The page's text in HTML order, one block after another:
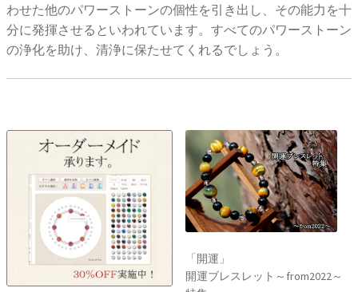
わせた他のパワーストーンの個性を引き出し、その能力を十
分に発揮させるといわれています。すべてのパワーストーン
の浄化を助け、清浄に保たせてくれるでしょう。
「開運」
開運ブレスレット～from2022～